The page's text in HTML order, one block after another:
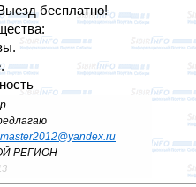
бесплатно!
РЕГИОН